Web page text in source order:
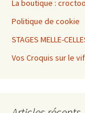
La boutique :
Politique de cookie
STAGES MELLE-
Vos Croquis sur le